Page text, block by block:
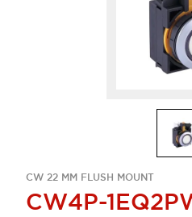
CW 22 MM FLUSH MOUNT
CW4P-